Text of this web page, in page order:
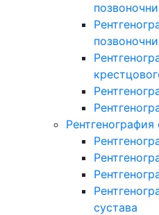
Рентгенография
сустава